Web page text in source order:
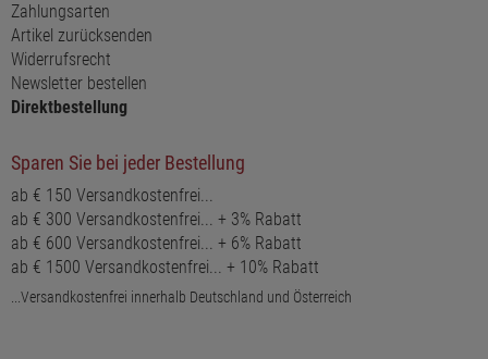
Zahlungsarten
Artikel zurücksenden
Widerrufsrecht
Newsletter bestellen
Direktbestellung
Sparen Sie bei jeder Bestellung
ab € 150 Versandkostenfrei...
ab € 300 Versandkostenfrei... + 3% Rabatt
ab € 600 Versandkostenfrei... + 6% Rabatt
ab € 1500 Versandkostenfrei... + 10% Rabatt
...Versandkostenfrei innerhalb Deutschland und Österreich